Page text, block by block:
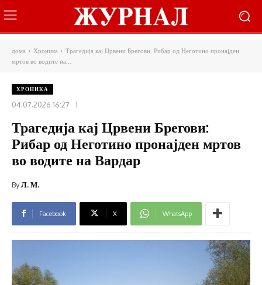
дома Хроника
Трагедија кај Црвени Брегови: Рибар од Неготино пронајден
мртов во водите на...
ХРОНИКА
04.07.2026 16:27
Трагедија кај Црвени Брегови:
Рибар од Неготино пронајден мртов
во водите на Вардар
ByЛ. М.
Facebook X WhatsApp